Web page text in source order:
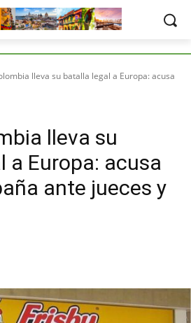
lleva su batalla legal a Europa: acusa
lleva su
a Europa: acusa
ante jueces y